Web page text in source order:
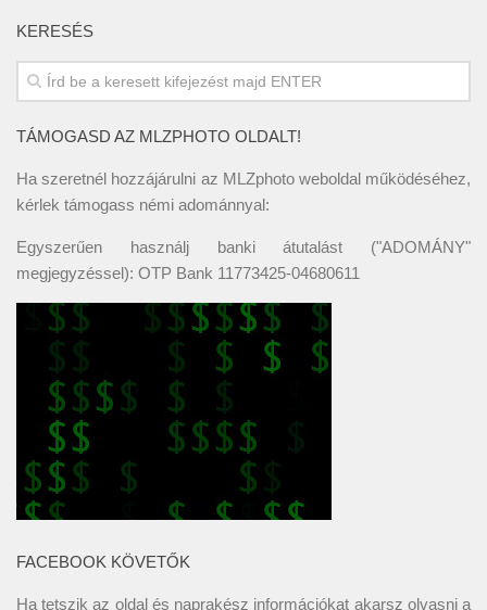
KERESÉS
TÁMOGASD AZ MLZPHOTO OLDALT!
Ha szeretnél hozzájárulni az MLZphoto weboldal működéséhez,
kérlek támogass némi adománnyal:
Egyszerűen használj banki átutalást ("ADOMÁNY"
megjegyzéssel): OTP Bank 11773425-04680611
FACEBOOK KÖVETŐK
Ha tetszik az oldal és naprakész információkat akarsz olvasni a